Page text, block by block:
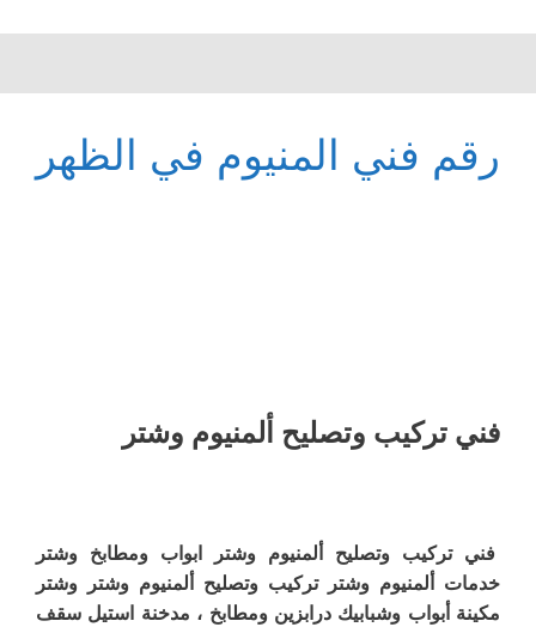
رقم فني المنيوم في الظهر
فني تركيب وتصليح ألمنيوم وشتر
فني تركيب وتصليح ألمنيوم وشتر ابواب ومطابخ وشتر
خدمات ألمنيوم وشتر تركيب وتصليح ألمنيوم وشتر وشتر
مكينة أبواب وشبابيك درابزين ومطابخ ، مدخنة استيل سقف